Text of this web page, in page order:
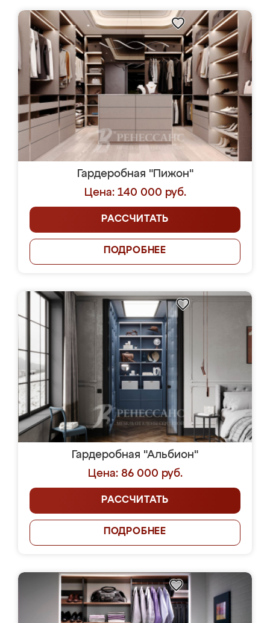
Гардеробная "Пижон"
Цена: 140 000 руб.
РАССЧИТАТЬ
ПОДРОБНЕЕ
Гардеробная "Альбион"
Цена: 86 000 руб.
РАССЧИТАТЬ
ПОДРОБНЕЕ